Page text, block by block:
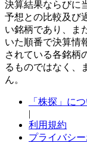
決算結果ならびに
予想との比較及び
い銘柄であり、ま
いた順番で決算情
されている各銘柄
るものではなく、
ん。
「株探」に
|
利用規約
プライバシ